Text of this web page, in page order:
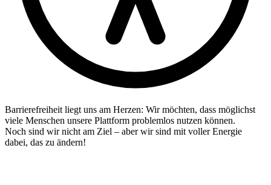
Barrierefreiheit liegt uns am Herzen: Wir möchten, dass möglichst
viele Menschen unsere Plattform problemlos nutzen können.
Noch sind wir nicht am Ziel – aber wir sind mit voller Energie
dabei, das zu ändern!